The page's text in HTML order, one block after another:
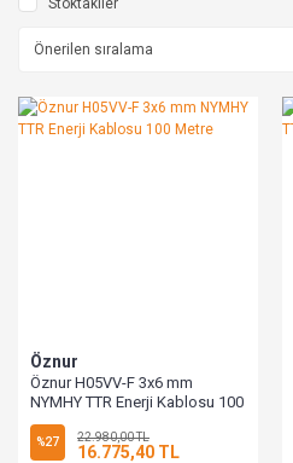
Stoktakiler
Öznur
Öznur H05VV-F 3x6 mm
NYMHY TTR Enerji Kablosu 100
Metre
%27 22.980,00 TL
16.775,40 TL